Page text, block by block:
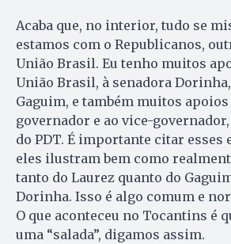
Acaba que, no interior, tudo se
estamos com o Republicanos,
União Brasil. Eu tenho muitos
União Brasil, à senadora
Gaguim, e também muitos
governador e ao vice-
do PDT. É importante citar esses
eles ilustram bem como
tanto do Laurez quanto do
Dorinha. Isso é algo comum e
O que aconteceu no Tocantins é
uma “salada”, digamos assim.